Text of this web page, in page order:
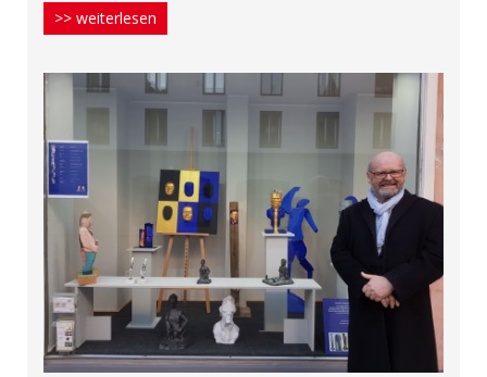
>> weiterlesen